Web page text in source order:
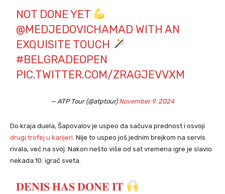
NOT DONE YET
@MEDJEDOVICHAMAD WITH AN
EXQUISITE TOUCH
#BELGRADEOPEN
PIC.TWITTER.COM/ZRAGJEVVXM
— ATP Tour (@atptour)November 9, 2024
Do kraja duela, Šapovalov je uspeo da sačuva prednost i osvoji
drugi trofej u karijeri. Nije to uspeo još jednim brejkom na servis
rivala, već na svoj. Nakon nešto više od sat vremena igre je slavio
nekada 10. igrač sveta.
𝐃𝐄𝐍𝐈𝐒 𝐇𝐀𝐒 𝐃𝐎𝐍𝐄 𝐈𝐓